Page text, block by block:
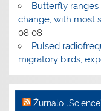
Butterfly
change, with most
08 08
Pulsed
migratory birds,
Žurnalo